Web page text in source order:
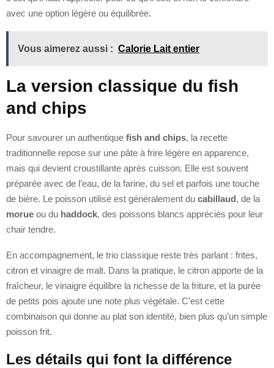
avec une option légère ou équilibrée.
Vous aimerez aussi : Calorie Lait entier
La version classique du fish
and chips
Pour savourer un authentique fish and chips, la recette
traditionnelle repose sur une pâte à frire légère en apparence,
mais qui devient croustillante après cuisson. Elle est souvent
préparée avec de l’eau, de la farine, du sel et parfois une touche
de bière. Le poisson utilisé est généralement du cabillaud, de la
morue ou du haddock, des poissons blancs appréciés pour leur
chair tendre.
En accompagnement, le trio classique reste très parlant : frites,
citron et vinaigre de malt. Dans la pratique, le citron apporte de la
fraîcheur, le vinaigre équilibre la richesse de la friture, et la purée
de petits pois ajoute une note plus végétale. C’est cette
combinaison qui donne au plat son identité, bien plus qu’un simple
poisson frit.
Les détails qui font la différence